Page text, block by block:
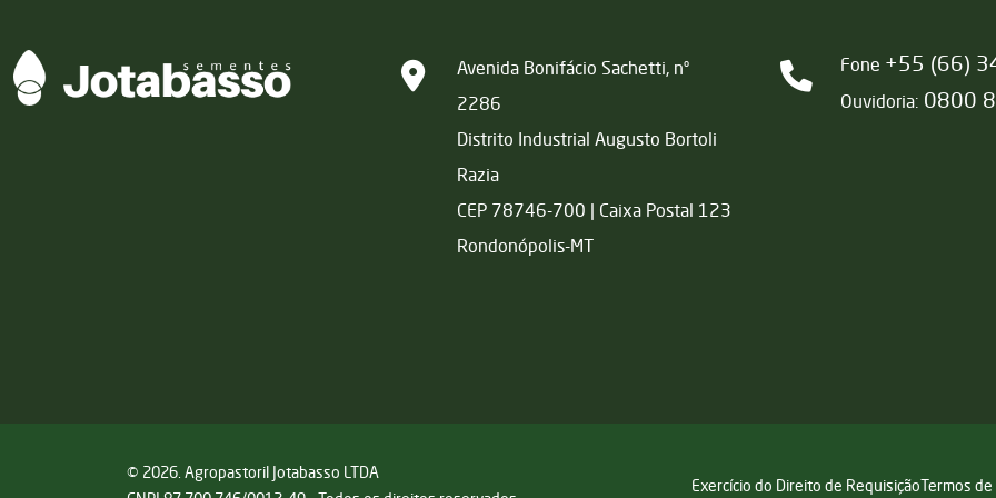
Matriz
Avenida Bonifácio Sachetti, nº
2286
Distrito Industrial Augusto Bortoli
Razia
CEP 78746-700 | Caixa Postal 123
Rondonópolis-MT
Fone +55 (66)
Ouvidoria: 0800
© 2026. Agropastoril Jotabasso LTDA
Exercício do Direito de RequisiçãoTermos de